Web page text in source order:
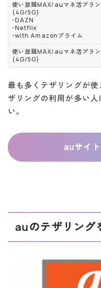
使い放題MAX/auマネ活プラン
(4G/5G)
-DAZN
-Netflix
-with Amazonプライム
使い放題MAX/auマネ活プラン
(4G/5G)
最も多くテザリングが
ザリングの利用が多い
い。
auサイ
auのテザリング